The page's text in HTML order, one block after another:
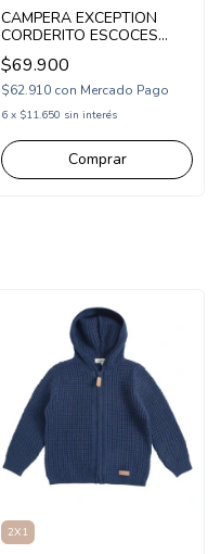
CAMPERA EXCEPTION
CORDERITO ESCOCES
(EX26HJK04)
$69.900
$62.910 con Mercado Pago
6 x $11.650 sin interés
Comprar
2X1